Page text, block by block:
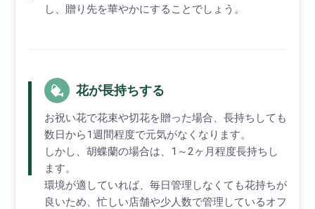
し、贈り先を華やかにすることでしょう。
花が長持ちする
お祝い花で花束や切花を贈った場合、長持ちしても
数日から1週間程度で元気がなくなります。
しかし、胡蝶蘭の場合は、1～2ヶ月程度長持ちし
ます。
環境が適していれば、毎日管理しなくても花持ちが
良いため、忙しい店舗や少人数で管理しているオフ